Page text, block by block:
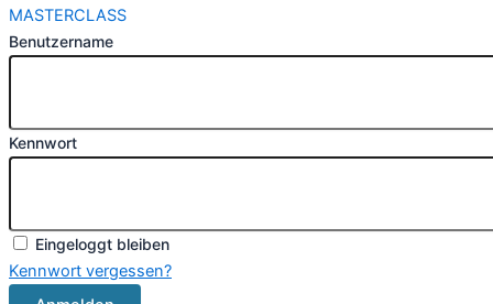
MASTERCLASS
Benutzername
Kennwort
Eingeloggt bleiben
Kennwort vergessen?